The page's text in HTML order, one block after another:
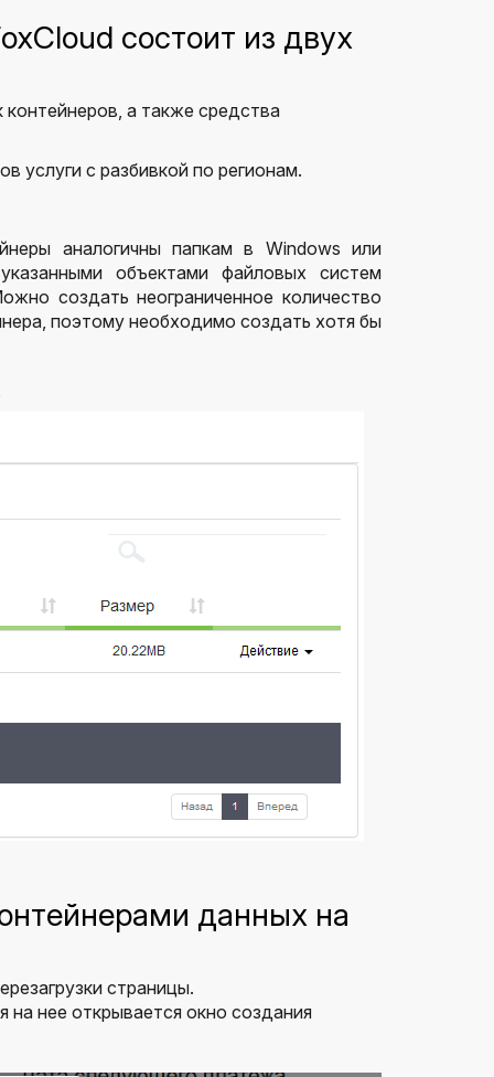
состоит из двух
а также средства
услуги с разбивкой по регионам.
аналогичны папкам в Windows или
объектами файловых систем
создать неограниченное количество
поэтому необходимо создать хотя бы
данных на
страницы.
нее открывается окно создания